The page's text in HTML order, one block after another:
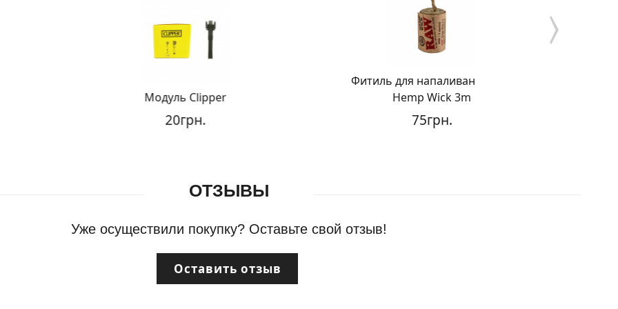
Модуль Clipper
Фитиль для напаливания Raw
Hemp Wick 3m
ОТЗЫВЫ
Уже осуществили покупку? Оставьте свой отзыв!
Оставить отзыв